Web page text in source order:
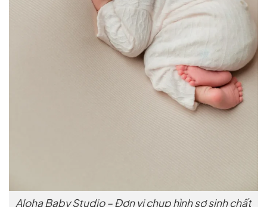
Aloha Baby Studio – Đơn vị chụp hình sơ sinh chất